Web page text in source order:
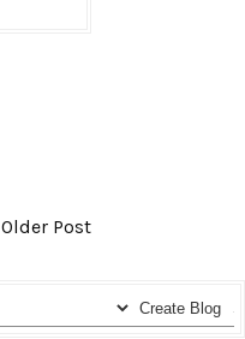
Older Post